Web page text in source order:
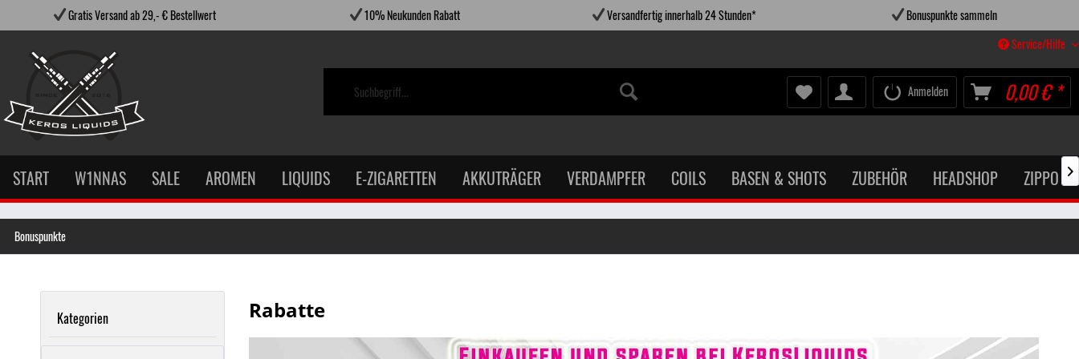
Gratis Versand ab 29,- € Bestellwert 10% Neukunden Rabatt Versandfertig innerhalb 24 Stunden*
Bonuspunkte sammeln
Service/Hilfe
Anmelden 0,00 € *
START W1NNAS SALE AROMEN LIQUIDS E-ZIGARETTEN AKKUTRÄGER VERDAMPFER COILS BASEN & SHOTS ZUBEHÖR HEADSHOP ZIPPO X
Bonuspunkte
Kategorien Rabatte